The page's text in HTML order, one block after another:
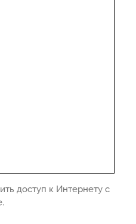
доступ к Интернету с